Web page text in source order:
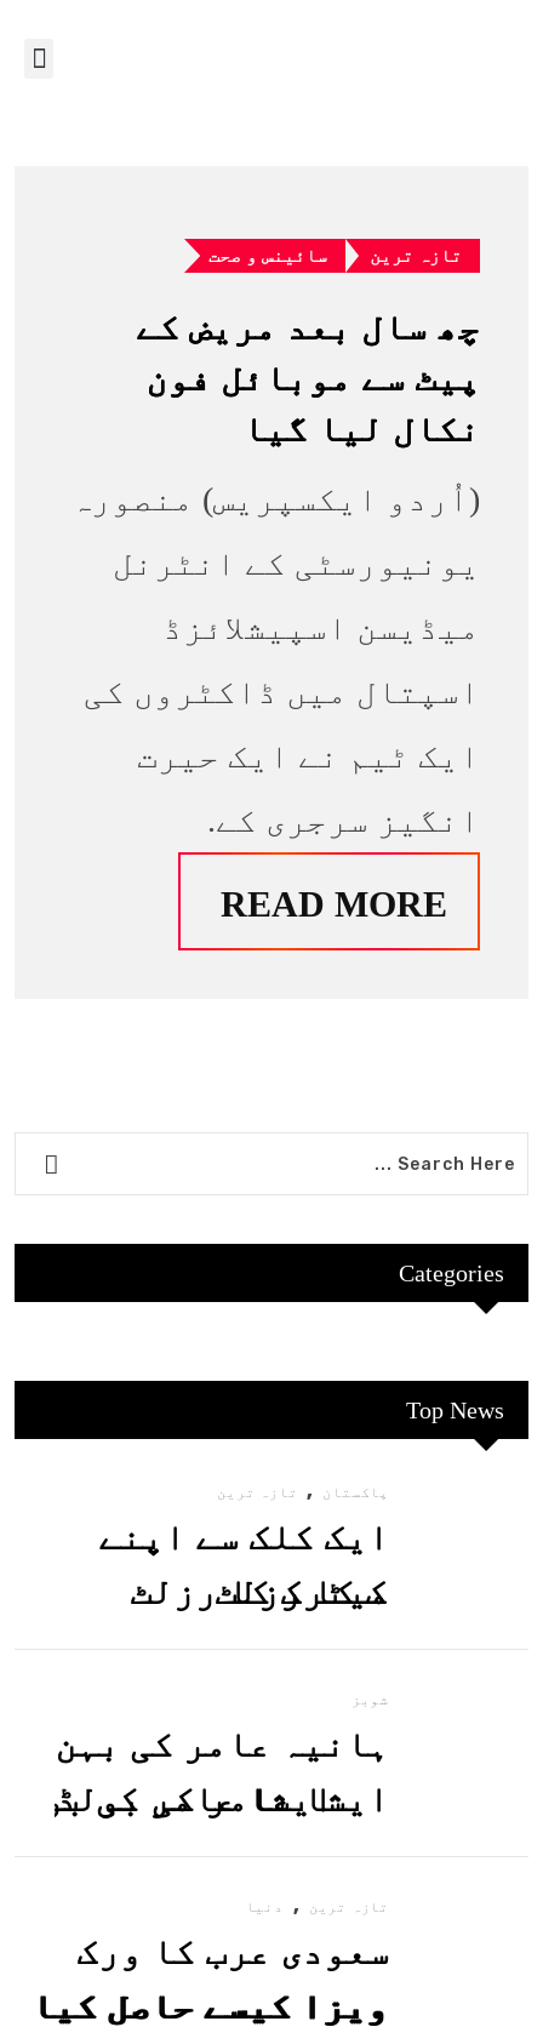
تازہ ترین سائینس و صحت
چھ سال بعد مریض کے
پیٹ سے موبائل فون
نکال لیا گیا
(اُردو ایکسپریس) منصورہ
یونیورسٹی کے انٹرنل
میڈیسن اسپیشلائزڈ
اسپتال میں ڈاکٹروں کی
ایک ٹیم نے ایک حیرت
انگیز سرجری کے.
READ MORE
Categories
Top News
پاکستان , تازہ ترین
ایک کلک سے اپنے
میٹرک کا رزلٹ
معلوم کریں
شوبز
ہانیہ عامر کی بہن
ایشا عامر کی بولڈ
تصاویر وائرل ہو
گئیں
تازہ ترین , دنیا
سعودی عرب کا ورک
ویزا کیسے حاصل کیا